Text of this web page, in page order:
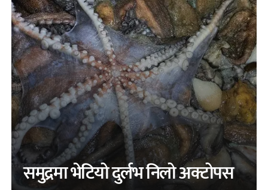
समुद्रमा भेटियो दुर्लभ निलो अक्टोपस